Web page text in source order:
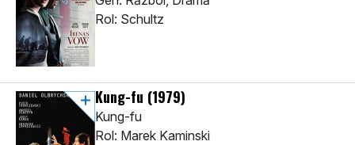
Rol: Schultz
Kung-fu (1979)
Kung-fu
Rol: Marek Kaminski